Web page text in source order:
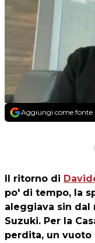
Aggiungi come fonte
Il ritorno di
po' di tempo, la
aleggiava sin dal
Suzuki. Per la
perdita, un